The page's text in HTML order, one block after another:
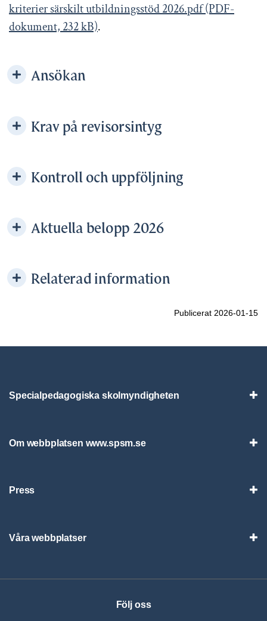
kriterier särskilt utbildningsstöd 2026.pdf (PDF-
dokument, 232 kB).
Ansökan
Krav på revisorsintyg
Kontroll och uppföljning
Aktuella belopp 2026
Relaterad information
Publicerat 2026-01-15
Specialpedagogiska skolmyndigheten
Om webbplatsen www.spsm.se
Press
Våra webbplatser
Följ oss